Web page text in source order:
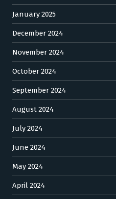
January 2025
December 2024
November 2024
October 2024
September 2024
August 2024
July 2024
June 2024
May 2024
April 2024